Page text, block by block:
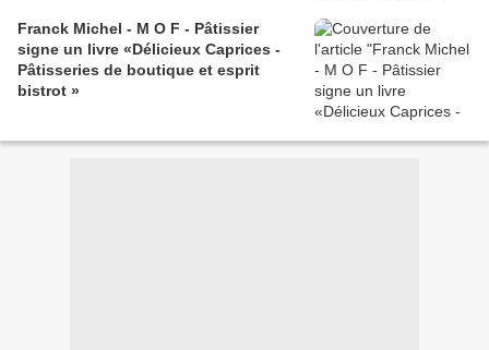
Franck Michel - M O F - Pâtissier
signe un livre «Délicieux Caprices -
Pâtisseries de boutique et esprit
bistrot »